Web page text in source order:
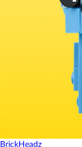
BrickHeadz